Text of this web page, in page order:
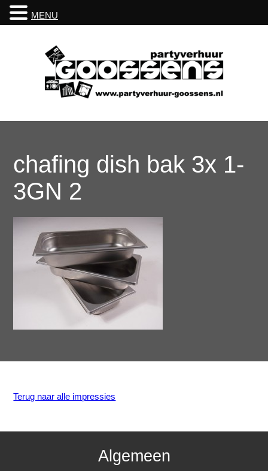
chafing dish bak 3x 1-
3GN 2
Terug naar alle impressies
Algemeen
MENU